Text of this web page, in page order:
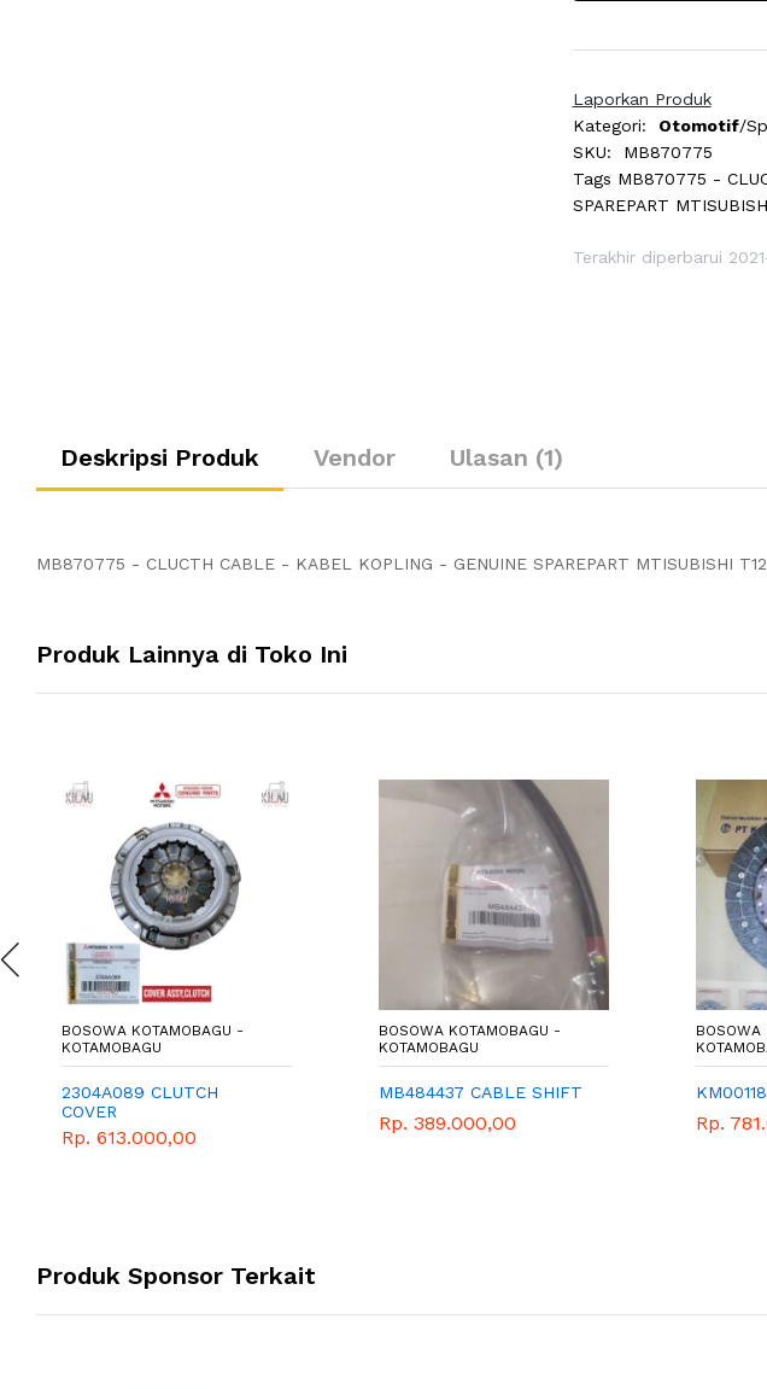
Laporkan Produk
Kategori:
Otomotif/
SKU:
MB870775
Tags MB870775 -
SPAREPART
Terakhir diperbarui
Deskripsi Produk Vendor Ulasan (1)
MB870775 - CLUCTH CABLE - KABEL KOPLING - GENUINE SPAREPART MTISUBISHI
Produk Lainnya di Toko Ini
BOSOWA KOTAMOBAGU -
KOTAMOBAGU
2304A089 CLUTCH
COVER
Rp. 613.000,00
BOSOWA KOTAMOBAGU -
KOTAMOBAGU
MB484437 CABLE SHIFT
Rp. 389.000,00
BOSOWA
Rp.
Produk Sponsor Terkait